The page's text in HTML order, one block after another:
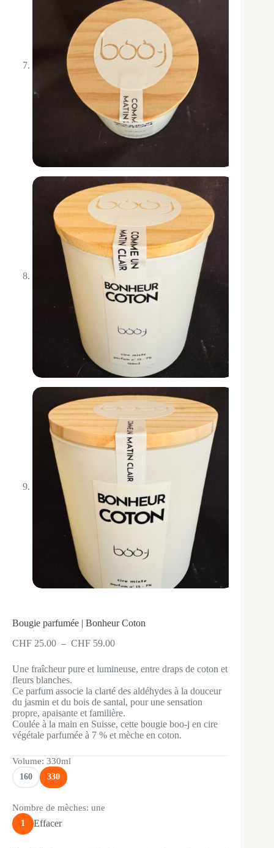
Bougie parfumée | Bonheur Coton
CHF 25.00 – CHF 59.00Plage
CHF 25.00
à
CHF 59.00
Une fraîcheur pure et lumineuse, entre draps de coton et
fleurs blanches.
Ce parfum associe la clarté des aldéhydes à la douceur
du jasmin et du bois de santal, pour une sensation
propre, apaisante et familière.
Coulée à la main en Suisse, cette bougie boo-j en cire
végétale parfumée à 7 % et mèche en coton.
Volume: 330ml
160 330
Nombre de mèches: une
1 Effacer